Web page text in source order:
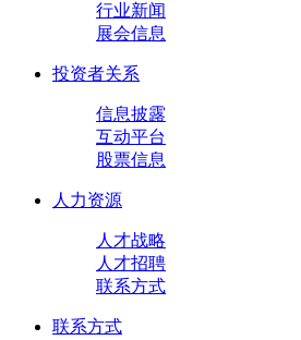
行业新闻
展会信息
投资者关系
信息披露
互动平台
股票信息
人力资源
人才战略
人才招聘
联系方式
联系方式